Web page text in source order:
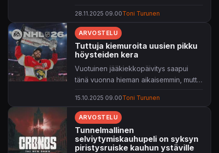
Anchor Lightalkaa kiristää hermoja jo
muutaman toiston jälkeen.
28.11.2025 09.00Toni Turunen
ARVOSTELU
Tuttuja kiemuroita uusien pikku
höysteiden kera
Vuotuinen jääkiekkopäivitys saapui
tänä vuonna hieman aikaisemmin, mutta
15.10.2025 09.00Toni Turunen
ARVOSTELU
Tunnelmallinen
selviytymiskauhupeli on syksyn
piristysruiske kauhun ystäville